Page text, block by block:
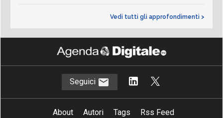
Vedi tutti gli approfondimenti >
Seguici
About Autori Tags
Rss Feed